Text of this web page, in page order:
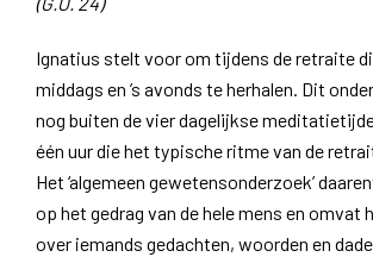
Ignatius stelt voor om tijdens de retraite
middags en ’s avonds te herhalen. Dit
nog buiten de vier dagelijkse
één uur die het typische ritme van de
Het ‘algemeen gewetensonderzoek’
op het gedrag van de hele mens en omvat
over iemands gedachten, woorden en